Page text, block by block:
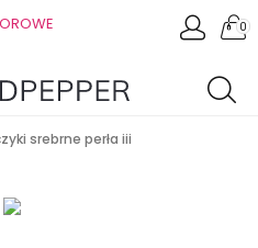
0
srebrne perła iii